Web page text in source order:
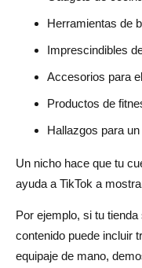
Herramientas de
Imprescindibles
Accesorios para
Productos de
Hallazgos para
Un nicho hace que tu
ayuda a TikTok a
Por ejemplo, si tu
contenido puede incluir
equipaje de mano,